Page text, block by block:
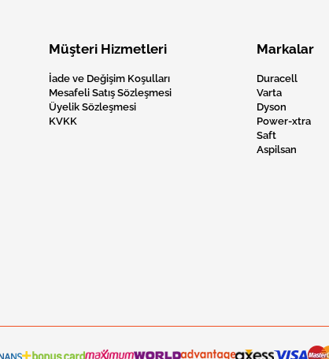
Müşteri Hizmetleri
İade ve Değişim Koşulları
Mesafeli Satış Sözleşmesi
Üyelik Sözleşmesi
KVKK
Markalar
Duracell
Varta
Dyson
Power-xtra
Saft
Aspilsan